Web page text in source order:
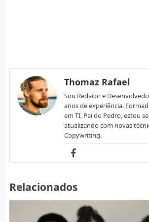
Thomaz Rafael
Sou Redator e
anos de experiência.
em TI, Pai do Pedro, estou
atualizando com novas
Copywriting.
Relacionados